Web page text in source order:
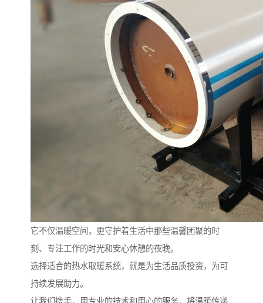
它不仅温暖空间，更守护着生活中那些温馨团聚的时
刻、专注工作的时光和安心休憩的夜晚。
选择适合的热水取暖系统，就是为生活品质投资，为可
持续发展助力。